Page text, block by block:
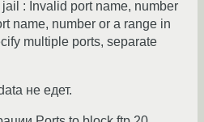
: Invalid port name, number
name, number or a range in
multiple ports, separate
не едет.